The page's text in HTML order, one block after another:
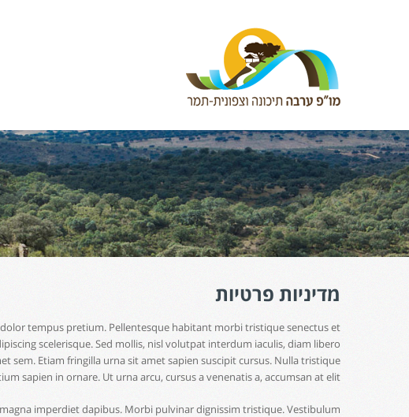
מדיניות פרטיות
tempus pretium. Pellentesque habitant morbi tristique senectus et
scelerisque. Sed mollis, nisl volutpat interdum iaculis, diam libero
sem. Etiam fringilla urna sit amet sapien suscipit cursus. Nulla tristique
sapien in ornare. Ut urna arcu, cursus a venenatis a, accumsan at elit.
imperdiet dapibus. Morbi pulvinar dignissim tristique. Vestibulum